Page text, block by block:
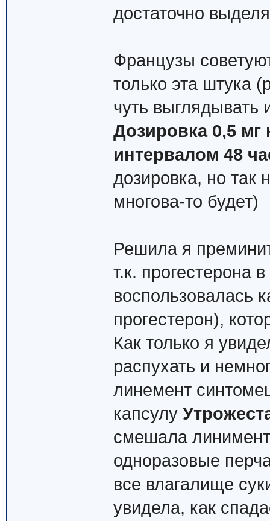
достаточно
Французы
только эта штука
чуть выглядывать
Дозировка 0,5 мг
интервалом 48
дозировка, но так
многова-то будет)
Решила я
т.к. прогестерона
воспользовалась
прогестерон),
Как только я
распухать и
линемент
капсулу
смешала
одноразовые
все влагалище
увидела, как